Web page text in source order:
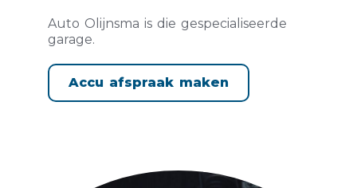
Auto Olijnsma is die gespecialiseerde
garage.
Accu afspraak maken